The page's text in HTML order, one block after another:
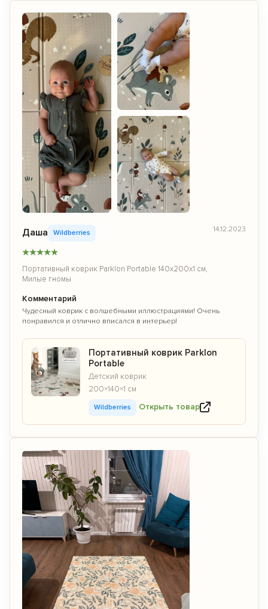
Даша Wildberries
★★★★★
Портативный коврик Parklon Portable 140x200x1 см,
Милые гномы
14.12.2023
Комментарий
Чудесный коврик с волшебными иллюстрациями! Очень
понравился и отлично вписался в интерьер!
Портативный коврик Parklon
Portable
Детский коврик
200×140×1 см
Wildberries Открыть товар